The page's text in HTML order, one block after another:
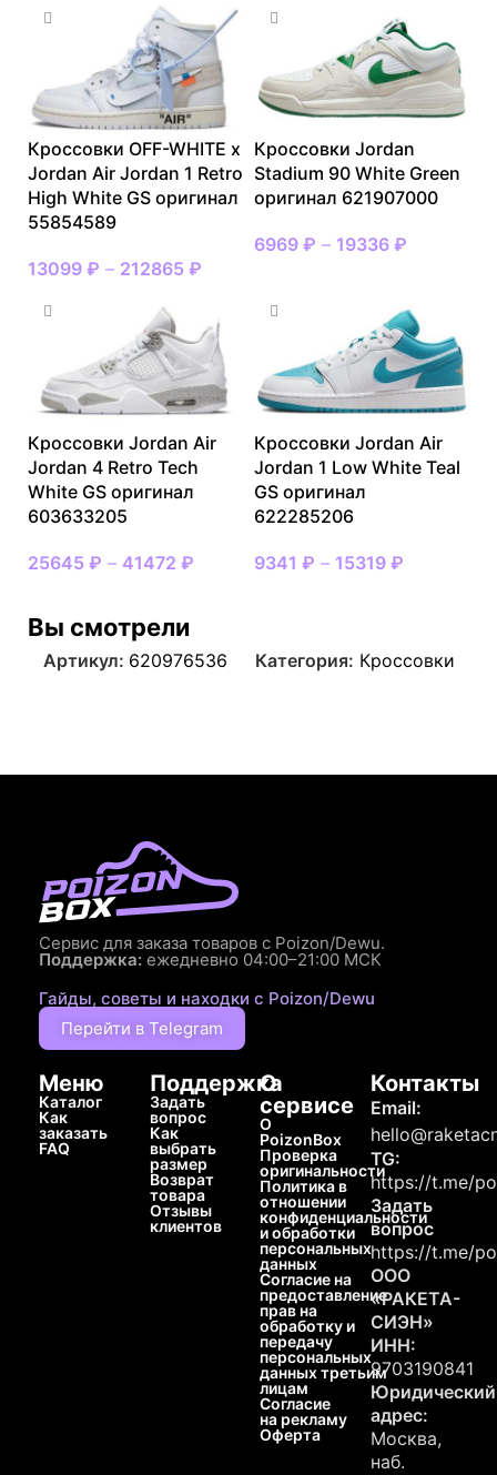
Кроссовки OFF-WHITE x
Jordan Air Jordan 1 Retro
High White GS оригинал
55854589
13099 ₽ – 212865 ₽
Кроссовки Jordan
Stadium 90 White Green
оригинал 621907000
6969 ₽ – 19336 ₽
Кроссовки Jordan Air
Jordan 4 Retro Tech
White GS оригинал
603633205
25645 ₽ – 41472 ₽
Кроссовки Jordan Air
Jordan 1 Low White Teal
GS оригинал
622285206
9341 ₽ – 15319 ₽
Вы смотрели
Артикул: 620976536 Категория: Кроссовки
Сервис для заказа товаров с Poizon/Dewu.
Поддержка: ежедневно 04:00–21:00 МСК
Гайды, советы и находки с Poizon/Dewu
Перейти в Telegram
Меню
Каталог
Как
заказать
FAQ
Поддержка
Задать
вопрос
Как
выбрать
размер
Возврат
товара
Отзывы
клиентов
О
сервисе
О
PoizonBox
Проверка
оригинальности
Политика в
отношении
конфиденциальности
и обработки
персональных
данных
Согласие на
предоставление
прав на
обработку и
передачу
персональных
данных третьим
лицам
Согласие
на рекламу
Оферта
Контакты
Email:
TG:
https://t.me/
Задать
вопрос
https://t.me/
ООО
«РАКЕТА-
СИЭН»
ИНН:
9703190841
Юридический
адрес:
Москва,
наб.